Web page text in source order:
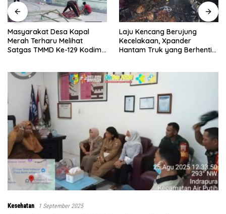
Laju Kencang Berujung
Kecelakaan, Xpander
Hantam Truk yang Berhenti
Kurang dari 1×24 Jam, Polsek
Lima Puluh Ringkus Pelaku
Curas
Kesehatan 1 September 2025